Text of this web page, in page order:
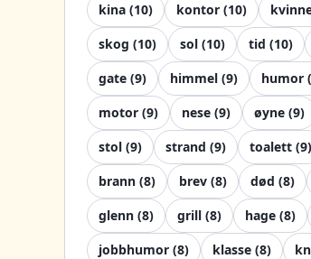
kina (10) kontor (10)
skog (10) sol (10) tid (10)
gate (9) himmel (9) humor (
motor (9) nese (9) øyne (9)
stol (9) strand (9) toalett (9)
brann (8) brev (8) død (8)
glenn (8) grill (8) hage (8)
jobbhumor (8) klasse (8)